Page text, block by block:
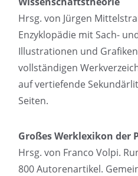
Hrsg. von Jürgen
Enzyklopädie mit Sach-
Illustrationen und
vollständigen
auf vertiefende
Seiten.
Großes Werklexikon der
Hrsg. von Franco Volpi.
800 Autorenartikel.